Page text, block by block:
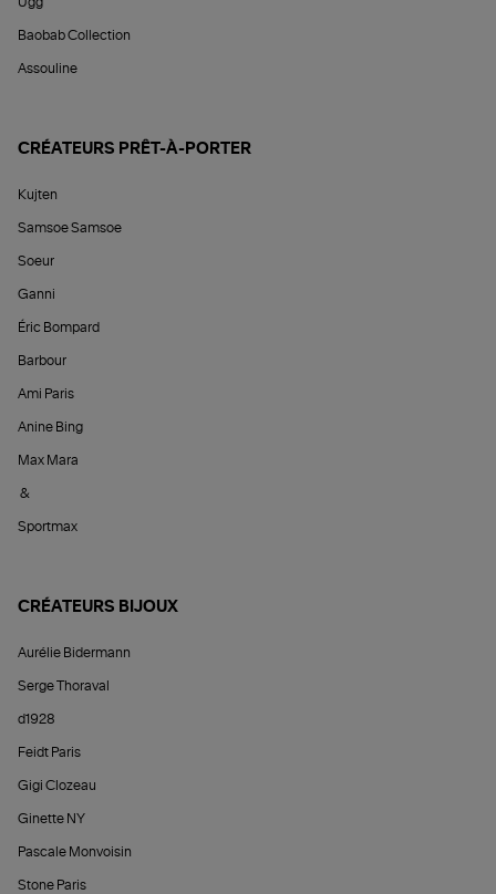
Baobab Collection
Assouline
CRÉATEURS PRÊT-À-PORTER
Kujten
Samsoe Samsoe
Soeur
Ganni
Éric Bompard
Barbour
Ami Paris
Anine Bing
Max Mara
&
Sportmax
CRÉATEURS BIJOUX
Aurélie Bidermann
Serge Thoraval
d1928
Feidt Paris
Gigi Clozeau
Ginette NY
Pascale Monvoisin
Stone Paris